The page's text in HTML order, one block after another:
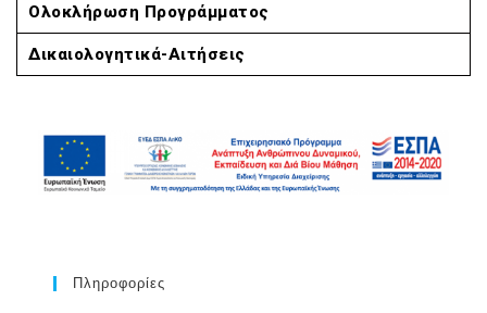
Ολοκλήρωση Προγράμματος
Δικαιολογητικά-Αιτήσεις
Πληροφορίες